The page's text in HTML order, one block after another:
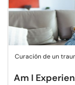
Curación de un
Am I